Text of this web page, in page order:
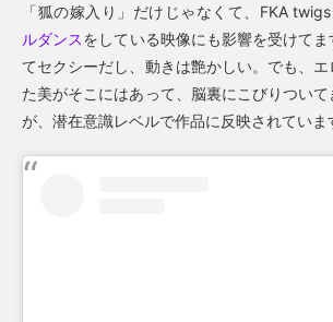
「狐の嫁入り」だけじゃなくて、FKA
ルダンスをしている映像にも影響を受けて
てセクシーだし、動きは艶かしい。でも、エ
た美がそこにはあって、脳裏にこびりつい
が、潜在意識レベルで作品に反映されていま